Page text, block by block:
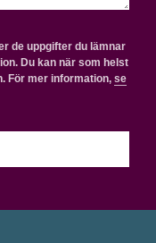
de uppgifter du lämnar
Du kan när som helst
För mer information, se